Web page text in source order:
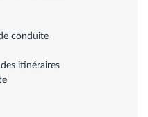
conduite
itinéraires